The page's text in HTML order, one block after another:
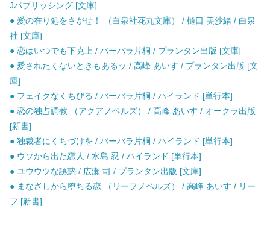
Jパブリッシング [文庫]
● 愛の在り処をさがせ！ （白泉社花丸文庫） / 樋口 美沙緒 / 白泉
社 [文庫]
● 恋はいつでも下克上 / バーバラ片桐 / プランタン出版 [文庫]
● 愛されたくないときもあるッ / 高峰 あいす / プランタン出版 [文
庫]
● フェイクなくちびる / バーバラ片桐 / ハイランド [単行本]
● 恋の独占調教 （アクアノベルズ） / 高峰 あいす / オークラ出版
[新書]
● 独裁者にくちづけを / バーバラ片桐 / ハイランド [単行本]
● ウソから出た恋人 / 水島 忍 / ハイランド [単行本]
● ユウウツな誘惑 / 広瀬 司 / プランタン出版 [文庫]
● まなざしから堕ちる恋 （リーフノベルズ） / 高峰 あいす / リー
フ [新書]